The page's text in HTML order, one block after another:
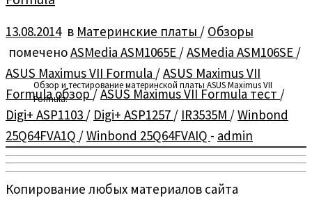
Обзор и тестирование материнской платы ASUS Maximus VII
Formula.
13.08.2014в Материнские платы / Обзоры
помеченоASMedia ASM1065E /ASMedia ASM106SE /
ASUS Maximus VII Formula /ASUS Maximus VII
Formula обзор/ASUS Maximus VII Formula тест /
Digi+ ASP1103 / Digi+ ASP1257 / IR3535M /Winbond
25Q64FVA1Q /Winbond 25Q64FVAIQ - admin
Копирование любых материалов сайта